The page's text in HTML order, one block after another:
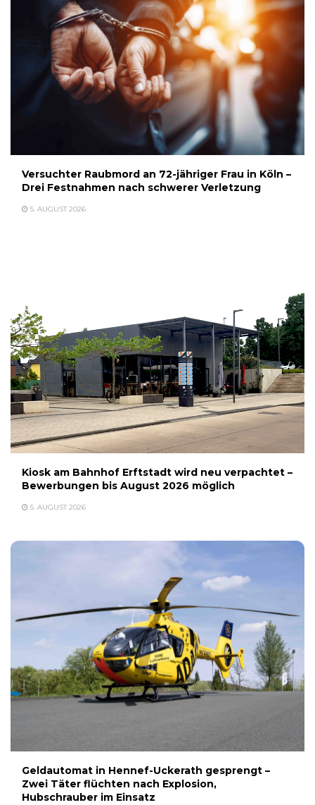
Versuchter Raubmord an 72-jähriger Frau in Köln –
Drei Festnahmen nach schwerer Verletzung
5. AUGUST 2026
Kiosk am Bahnhof Erftstadt wird neu verpachtet –
Bewerbungen bis August 2026 möglich
5. AUGUST 2026
Geldautomat in Hennef-Uckerath gesprengt –
Zwei Täter flüchten nach Explosion,
Hubschrauber im Einsatz